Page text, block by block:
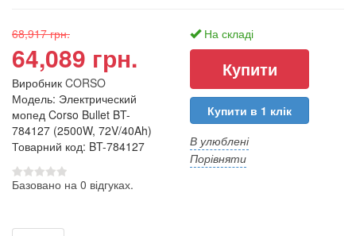
68,917 грн.
64,089 грн.
Виробник CORSO
Модель: Электрический
мопед Corso Bullet BT-
784127 (2500W, 72V/40Ah)
Товарний код: BT-784127
Базовано на 0 відгуках.
На складі
Купити в 1 клік
В улюблені
Порівняти